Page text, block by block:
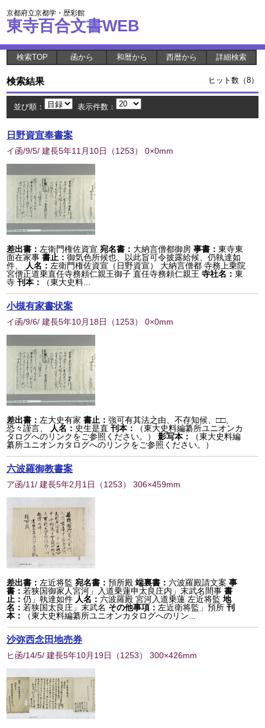
京都府立京都学・歴彩館
東寺百合文書WEB
検索TOP 函から 和暦から 西暦から 詳細検索
検索結果 ヒット数（8）
並び順： 表示件数：
日野資宣奉書案
イ函/9/5/ 建長5年11月10日 （1253） 0×0mm
差出書： 左衛門権佐資宣 宛名書： 大納言僧都御房 事書：東寺東
面在家事 書止：御気色所候也、以此旨可令披露給候、仍執達如
件、
人名： 左衛門権佐資宣（日野資宣） 大納言僧都 寺務上乗院
宮僧正道乗直任寺務頼仁親王御子 直任寺務頼仁親王 寺社名：東
寺 刊本： （東大史料...
小槻有家書状案
イ函/9/6/ 建長5年10月18日 （1253） 0×0mm
差出書： 左大史有家 書止：強可有其法之由、不存知候、□□、
恐々謹言、
人名： 史生是直 刊本：
（東大史料編纂所ユニオンカ
タログへのリンクをご参照ください。）
影写本：
（東大史料編
纂所ユニオンカタログへのリンクをご参照ください。）
六波羅御教書案
ア函/11/ 建長5年2月1日 （1253） 306×459mm
差出書： 左近将監 宛名書：預所殿 端裏書：六波羅殿請文案 事
書：若狭国御家人宮河」入道乗蓮申太良庄内」末武名間事書
止：仍」執達如件 人名：六波羅殿 宮河入道乗蓮 左近将監 地
名：若狭国太良庄」末武名 その他事項： 左近衛将監」預所刊
本：
（東大史料編纂所ユニオンカタログへのリン...
沙弥西念田地売券
ヒ函/14/5/ 建長5年10月19日 （1253） 300×426mm